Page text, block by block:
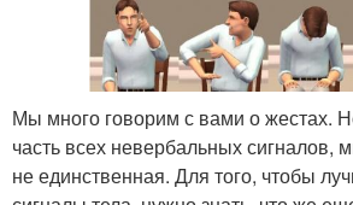
Мы много говорим с вами о жестах.
часть всех невербальных сигналов,
не единственная. Для того, чтобы